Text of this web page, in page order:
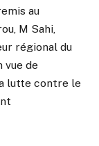
au
M Sahi,
régional du
vue de
lutte contre le